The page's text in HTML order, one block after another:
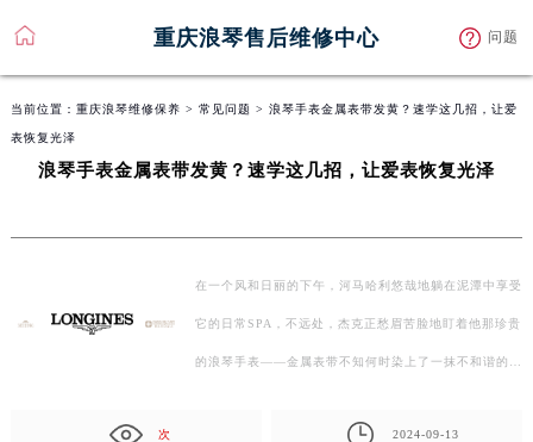
重庆浪琴售后维修中心 问题
当前位置： 重庆浪琴维修保养 > 常见问题 > 浪琴手表金属表带发黄？速学这几招，让爱
表恢复光泽
浪琴手表金属表带发黄？速学这几招，让爱表恢复光泽
在一个风和日丽的下午，河马哈利悠哉地躺在泥潭中享受
它的日常SPA，不远处，杰克正愁眉苦脸地盯着他那珍贵
的浪琴手表——金属表带不知何时染上了一抹不和谐的…
次 2024-09-13